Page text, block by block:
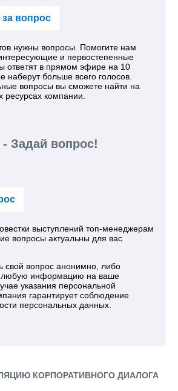
за вопрос
нужны вопросы. Помогите нам
и первостепенные
ответят в прямом эфире на 10
наберут больше всего голосов.
вопросы вы сможете найти на
компании.
Задай вопрос!
выступлений топ-менеджерам
вопросы актуальны для вас
свой вопрос анонимно, либо
любую информацию на ваше
указания персональной
гарантирует соблюдение
персональных данных.
КОРПОРАТИВНОГО ДИАЛОГА